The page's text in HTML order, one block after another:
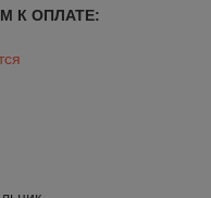
К ОПЛАТЕ: